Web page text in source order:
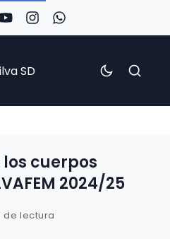
cuerpos
2024/25
de lectura